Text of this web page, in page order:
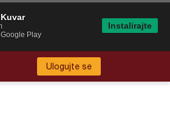
Ulogujte se
Play
Instalirajte